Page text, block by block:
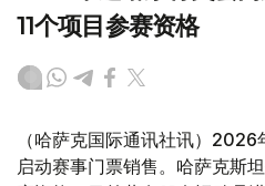
11个项目参赛资格
（哈萨克国际通讯社讯）
启动赛事门票销售。哈萨克斯